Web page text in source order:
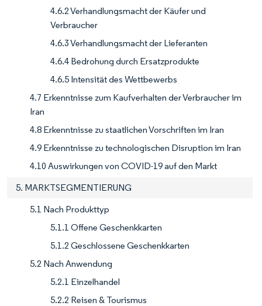
4.6.2 Verhandlungsmacht der Käufer und
Verbraucher
4.6.3 Verhandlungsmacht der Lieferanten
4.6.4 Bedrohung durch Ersatzprodukte
4.6.5 Intensität des Wettbewerbs
4.7 Erkenntnisse zum Kaufverhalten der Verbraucher im
Iran
4.8 Erkenntnisse zu staatlichen Vorschriften im Iran
4.9 Erkenntnisse zu technologischen Disruption im Iran
4.10 Auswirkungen von COVID-19 auf den Markt
5. MARKTSEGMENTIERUNG
5.1 Nach Produkttyp
5.1.1 Offene Geschenkkarten
5.1.2 Geschlossene Geschenkkarten
5.2 Nach Anwendung
5.2.1 Einzelhandel
5.2.2 Reisen & Tourismus